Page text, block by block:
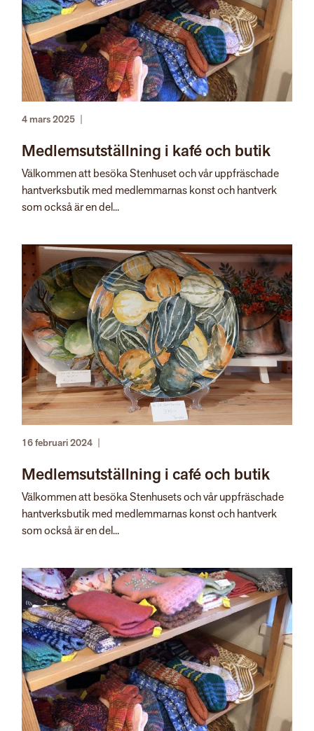
4 mars 2025
Medlemsutställning i kafé och butik
Välkommen att besöka Stenhuset och vår uppfräschade
hantverksbutik med medlemmarnas konst och hantverk
som också är en del...
16 februari 2024
Medlemsutställning i café och butik
Välkommen att besöka Stenhusets och vår uppfräschade
hantverksbutik med medlemmarnas konst och hantverk
som också är en del...